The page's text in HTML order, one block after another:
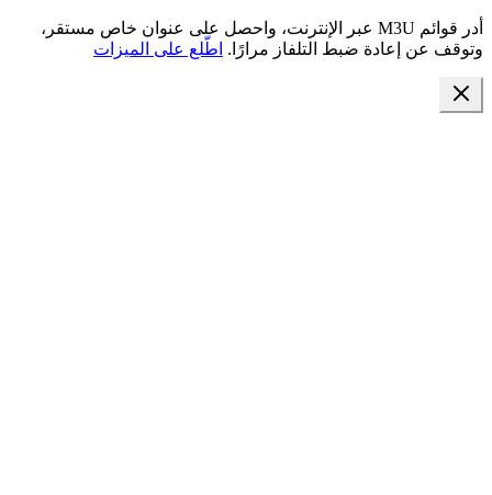
أدر قوائم M3U عبر الإنترنت، واحصل على عنوان خاص مستقر،
وتوقف عن إعادة ضبط التلفاز مرارًا. اطّلع على الميزات